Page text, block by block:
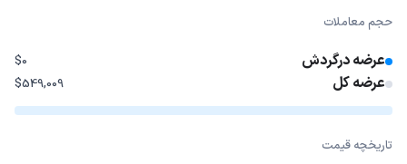
حجم معاملات
عرضه درگردش $0
عرضه کل $549,009
تاریخچه قیمت